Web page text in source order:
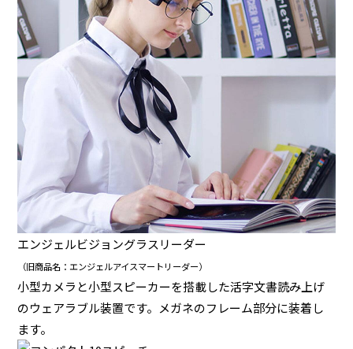
エンジェルビジョングラスリーダー
（旧商品名：エンジェルアイスマートリーダー）
小型カメラと小型スピーカーを搭載した活字文書読み上げ
のウェアラブル装置です。メガネのフレーム部分に装着し
ます。